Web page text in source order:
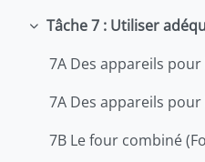
Replier